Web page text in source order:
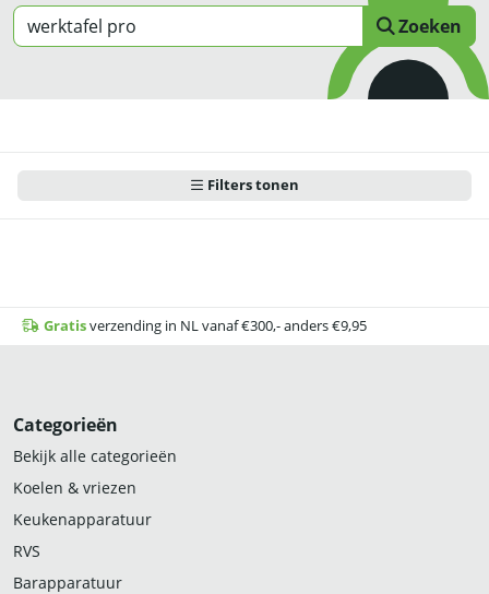
Zoeken
Filters tonen
Gratisverzending in NL vanaf €300,- anders €9,95
Categorieën
Bekijk alle categorieën
Koelen & vriezen
Keukenapparatuur
RVS
Barapparatuur